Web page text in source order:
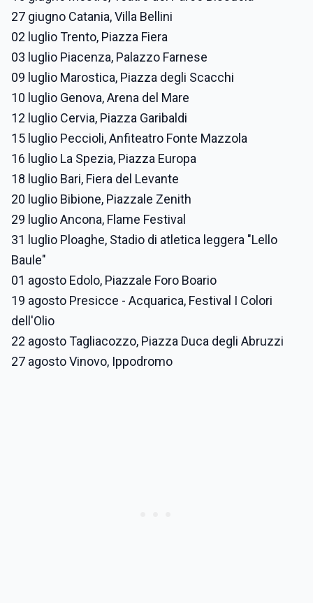
27 giugno Catania, Villa Bellini
02 luglio Trento, Piazza Fiera
03 luglio Piacenza, Palazzo Farnese
09 luglio Marostica, Piazza degli Scacchi
10 luglio Genova, Arena del Mare
12 luglio Cervia, Piazza Garibaldi
15 luglio Peccioli, Anfiteatro Fonte Mazzola
16 luglio La Spezia, Piazza Europa
18 luglio Bari, Fiera del Levante
20 luglio Bibione, Piazzale Zenith
29 luglio Ancona, Flame Festival
31 luglio Ploaghe, Stadio di atletica leggera "Lello
Baule"
01 agosto Edolo, Piazzale Foro Boario
19 agosto Presicce - Acquarica, Festival I Colori
dell'Olio
22 agosto Tagliacozzo, Piazza Duca degli Abruzzi
27 agosto Vinovo, Ippodromo